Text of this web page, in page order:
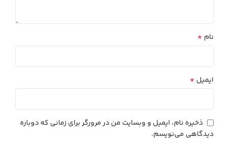
نام *
ایمیل *
ذخیره نام، ایمیل و وبسایت من در مرورگر برای زمانی که دوباره
دیدگاهی می‌نویسم.